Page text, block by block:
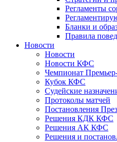
Регламенты
Бланки и
Правила
Новости
Новости
Новости КФС
Чемпионат
Кубок КФС
Судейские
Протоколы матчей
Постановления
Решения КДК КФС
Решения АК КФС
Решения и